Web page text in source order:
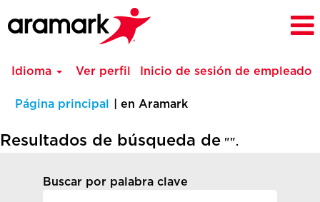
Idioma Ver perfil Inicio de sesión de empleado
Página principal en Aramark(página
Resultados de búsqueda de "".
Buscar por palabra clave